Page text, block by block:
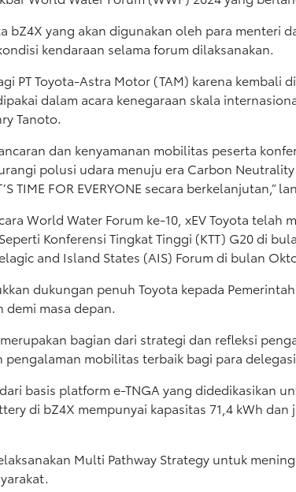
bZ4X yang akan digunakan oleh para
kendaraan selama forum dilaksanakan.
PT Toyota-Astra Motor (TAM) karena
dalam acara kenegaraan skala
Tanoto.
dan kenyamanan mobilitas peserta
polusi udara menuju era Carbon
TIME FOR EVERYONE secara berkelanjutan,”
World Water Forum ke-10, xEV Toyota
Konferensi Tingkat Tinggi (KTT) G20 di
and Island States (AIS) Forum di bulan
dukungan penuh Toyota kepada
demi masa depan.
bagian dari strategi dan refleksi
mobilitas terbaik bagi para
basis platform e-TNGA yang didedikasikan
di bZ4X mempunyai kapasitas 71,4 kWh
Multi Pathway Strategy untuk